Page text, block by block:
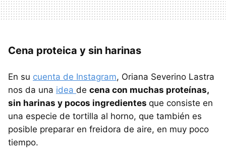
Cena proteica y sin harinas
En su cuenta de Instagram, Oriana Severino Lastra
nos da una idea de cena con muchas proteínas,
sin harinas y pocos ingredientes que consiste en
una especie de tortilla al horno, que también es
posible preparar en freidora de aire, en muy poco
tiempo.